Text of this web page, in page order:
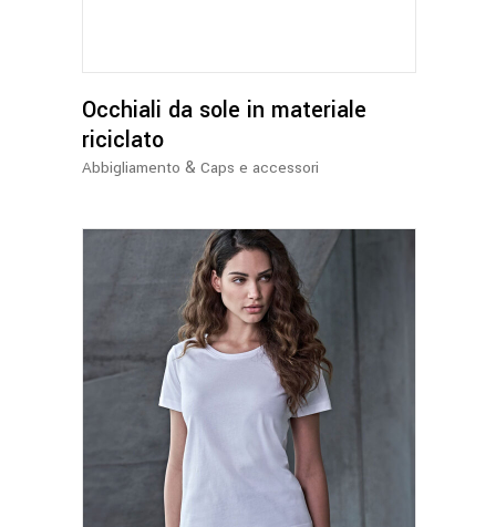
Occhiali da sole in materiale
riciclato
Abbigliamento & Caps e accessori
Questo
prodotto